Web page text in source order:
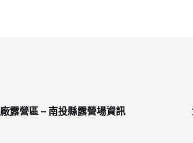
露營區 – 南投縣露營場資訊